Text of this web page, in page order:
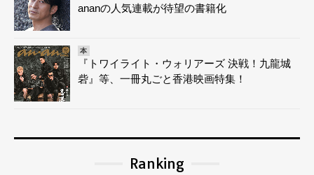
ananの人気連載が待望の書籍化
本
『トワイライト・ウォリアーズ 決戦！九龍城
砦』等、一冊丸ごと香港映画特集！
Ranking